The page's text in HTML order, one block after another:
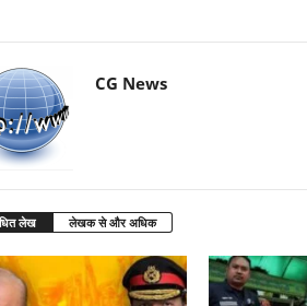
CG News
लेख लेखक से और अधिक